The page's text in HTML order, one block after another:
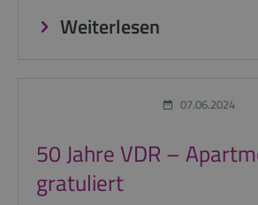
Weiterlesen
07.06.2024
50 Jahre VDR –
gratuliert